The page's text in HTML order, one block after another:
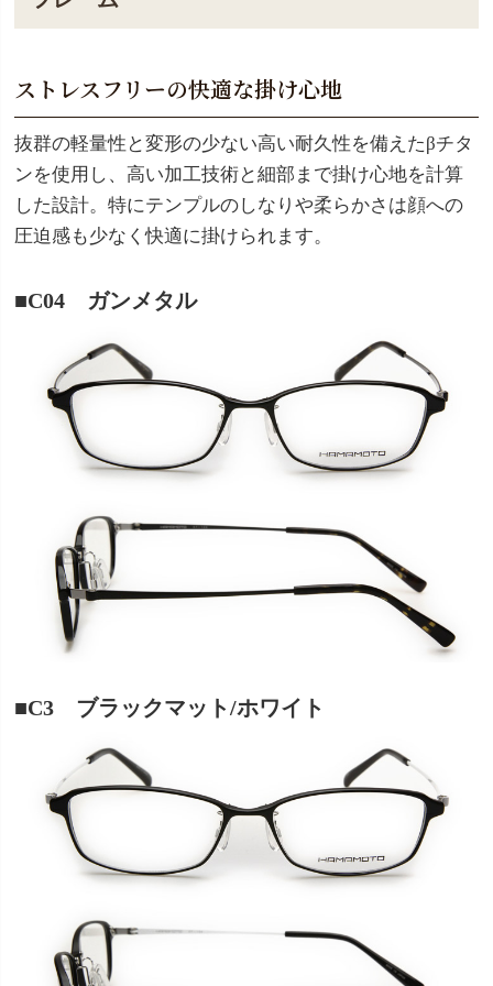
ストレスフリーの快適な掛け心地
抜群の軽量性と変形の少ない高い耐久性を備えたβチタ
ンを使用し、高い加工技術と細部まで掛け心地を計算
した設計。特にテンプルのしなりや柔らかさは顔への
圧迫感も少なく快適に掛けられます。
■C04 ガンメタル
■C3 ブラックマット/ホワイト